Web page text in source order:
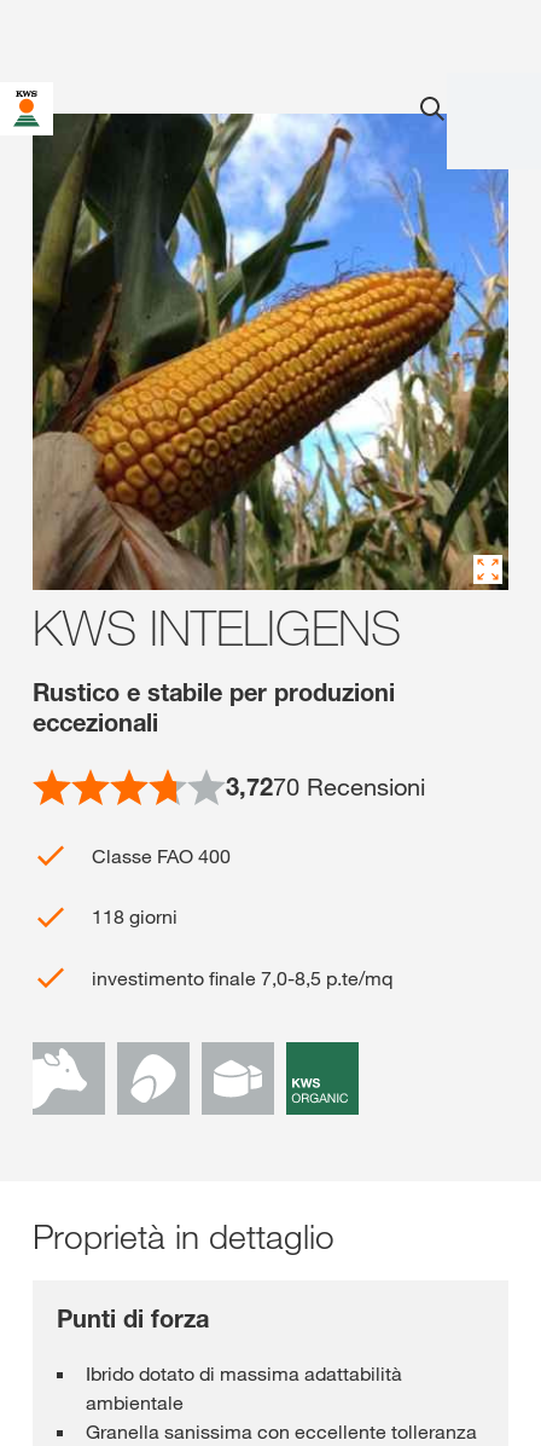
KWS INTELIGENS
Rustico e stabile per produzioni
eccezionali
3,7270 Recensioni
Classe FAO 400
118 giorni
investimento finale 7,0-8,5 p.te/mq
Proprietà in dettaglio
Punti di forza
Ibrido dotato di massima adattabilità
ambientale
Granella sanissima con eccellente tolleranza